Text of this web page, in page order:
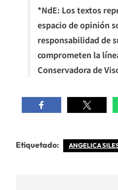
*NdE: Los textos
espacio de opinión
responsabilidad de
comprometen la
Conservadora de
Etiquetado: ANGELICA